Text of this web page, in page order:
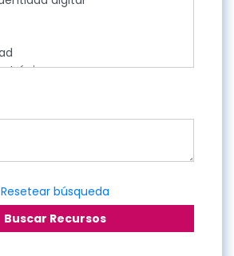
Resetear búsqueda
Buscar Recursos